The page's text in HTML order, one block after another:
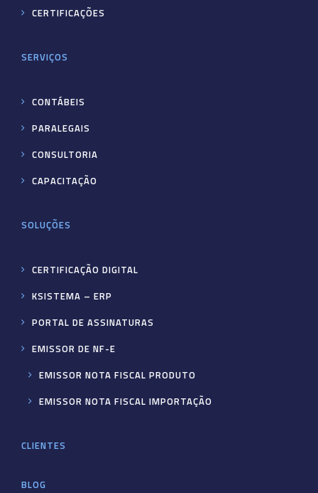
CERTIFICAÇÕES
SERVIÇOS
CONTÁBEIS
PARALEGAIS
CONSULTORIA
CAPACITAÇÃO
SOLUÇÕES
CERTIFICAÇÃO DIGITAL
KSISTEMA – ERP
PORTAL DE ASSINATURAS
EMISSOR DE NF-E
EMISSOR NOTA FISCAL PRODUTO
EMISSOR NOTA FISCAL IMPORTAÇÃO
CLIENTES
BLOG